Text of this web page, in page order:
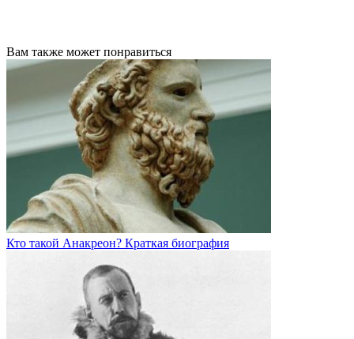
Вам также может понравиться
Кто такой Анакреон? Краткая биография